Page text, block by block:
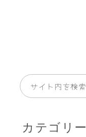
カテゴリー